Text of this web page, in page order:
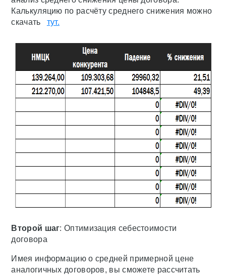
Калькуляцию по расчёту среднего снижения можно
скачать
тут.
Второй шаг: Оптимизация себестоимости
договора
Имея информацию о средней примерной цене
аналогичных договоров, вы сможете рассчитать